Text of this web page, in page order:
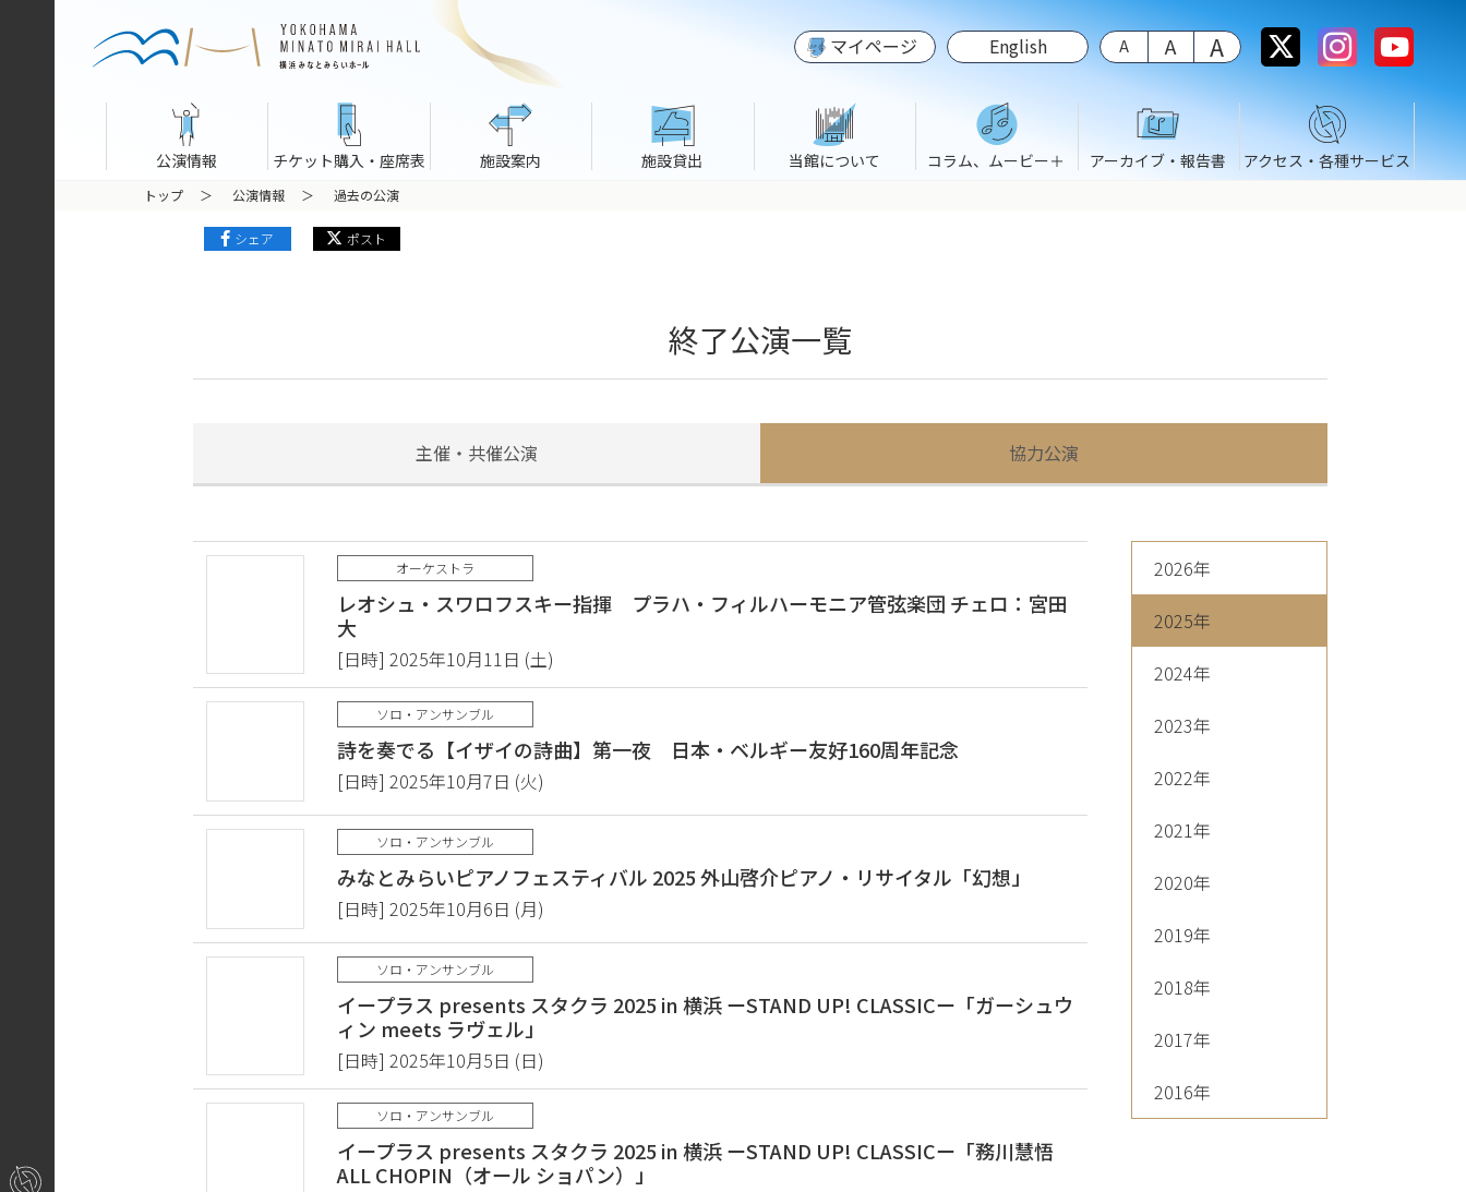
マイページ English
公演情報 チケット購入・座席表 施設案内 施設貸出 当館について コラム、ムービー＋ アーカイブ・報告書 アクセス・各種サービス
トップ 公演情報 過去の公演
シェア ポスト
終了公演一覧
主催・共催公演 協力公演
2026年
2025年
2024年
2023年
2022年
2021年
2020年
2019年
2018年
2017年
2016年
オーケストラ
レオシュ・スワロフスキー指揮 プラハ・フィルハーモニア管弦楽団 チェロ：宮田
大
[日時] 2025年10月11日 (土)
ソロ・アンサンブル
詩を奏でる【イザイの詩曲】第一夜 日本・ベルギー友好160周年記念
[日時] 2025年10月7日 (火)
ソロ・アンサンブル
みなとみらいピアノフェスティバル 2025 外山啓介ピアノ・リサイタル「幻想」
[日時] 2025年10月6日 (月)
ソロ・アンサンブル
イープラス presents スタクラ 2025 in 横浜 ーSTAND UP! CLASSICー「ガーシュウ
ィン meets ラヴェル」
[日時] 2025年10月5日 (日)
ソロ・アンサンブル
イープラス presents スタクラ 2025 in 横浜 ーSTAND UP! CLASSICー「務川慧悟
ALL CHOPIN（オール ショパン）」